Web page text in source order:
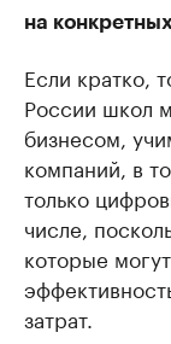
на
Если кратко,
России школ
бизнесом,
компаний, в
только
числе,
которые
затрат.